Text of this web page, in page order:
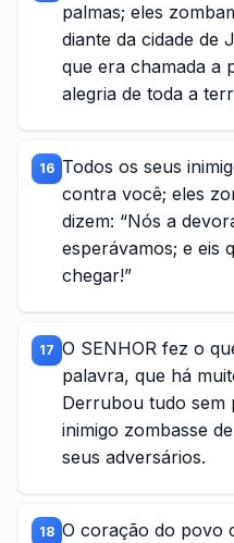
palmas; eles
diante da cidade de
que era chamada a
alegria de toda a
16 Todos os seus
contra você; eles
dizem: “Nós a
esperávamos; e eis
chegar!”
17 O SENHOR fez o
palavra, que há
Derrubou tudo sem
inimigo zombasse
seus adversários.
18 O coração do povo